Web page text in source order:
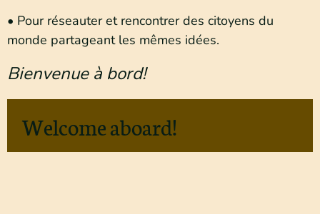
• Pour réseauter et rencontrer des citoyens du
monde partageant les mêmes idées.
Bienvenue à bord!
Welcome aboard!